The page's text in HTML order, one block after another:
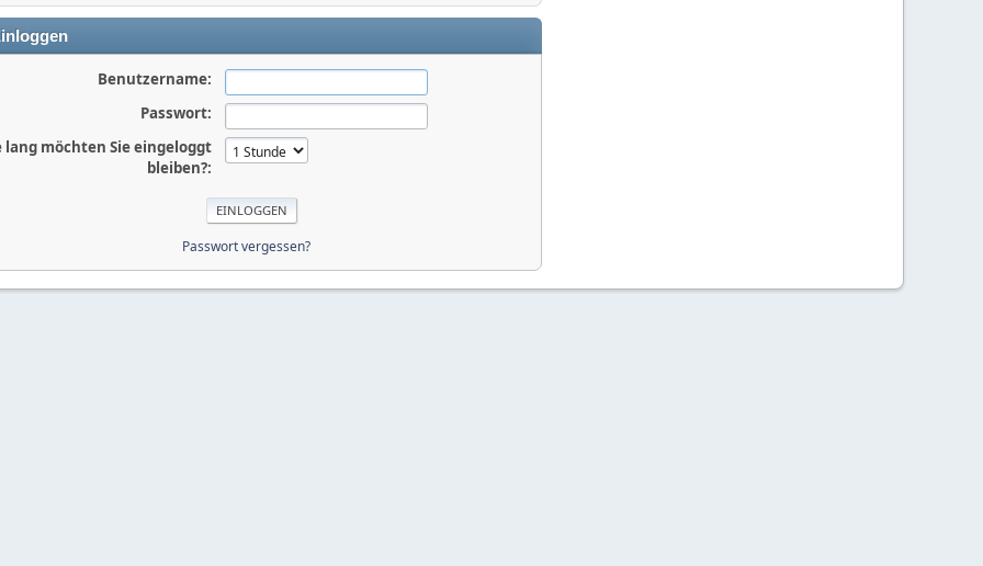
Benutzername:
Passwort:
lang möchten Sie eingeloggt
bleiben?:
Passwort vergessen?